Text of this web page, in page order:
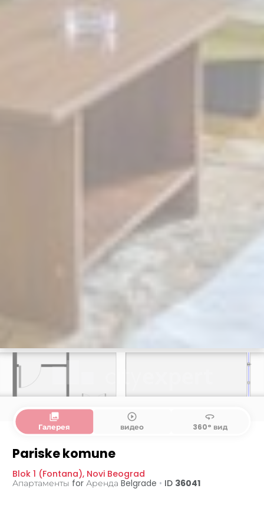
collections
Галерея
play_circle_outline
видео
360
360° вид
Pariske komune
Blok 1 (Fontana), Novi Beograd
Апартаменты for Аренда Belgrade • ID 36041